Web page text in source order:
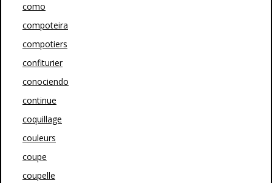
como
compoteira
compotiers
confiturier
conociendo
continue
coquillage
couleurs
coupe
coupelle